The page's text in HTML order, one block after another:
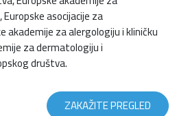
asocijacije za
akademije za alergologiju i kliničku
za dermatologiju i
društva.
ZAKAŽITE PREGLED